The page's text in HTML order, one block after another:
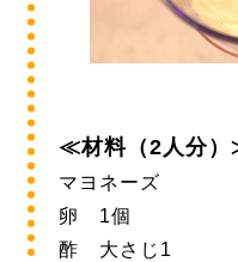
≪材料（2人分
マヨネーズ
卵 1個
酢 大さじ1